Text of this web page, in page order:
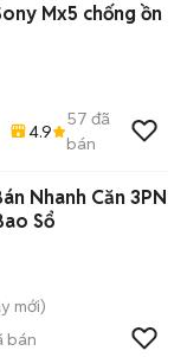
Mx5 chống ồn
4.9
57 đã
bán
Nhanh Căn 3PN
Sổ
mới)
bán